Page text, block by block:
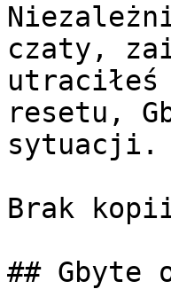
czaty,
utraciłeś
resetu,
sytuacji.
Brak
## Gbyte